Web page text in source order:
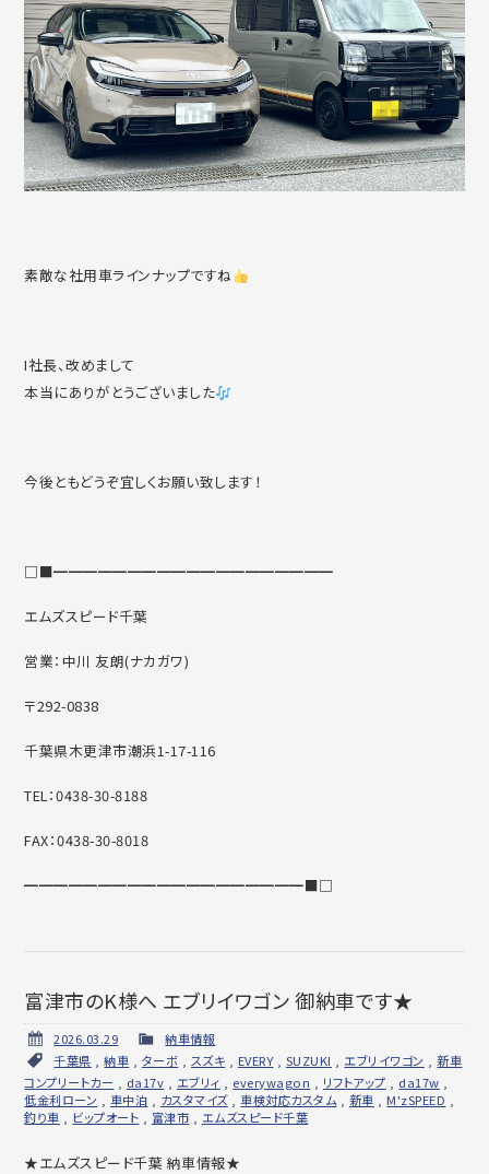
素敵な社用車ラインナップですね
I社長、改めまして
本当にありがとうございました
今後ともどうぞ宜しくお願い致します！
□■━━━━━━━━━━━━━━━━━━━
エムズスピード千葉
営業：中川 友朗(ナカガワ)
〒292-0838
千葉県木更津市潮浜1-17-116
TEL：0438-30-8188
FAX：0438-30-8018
━━━━━━━━━━━━━━━━━━━■□
富津市のK様へ エブリイワゴン 御納車です★
2026.03.29
納車情報
千葉県 ,納車 ターボ スズキ EVERY, SUZUKI エブリイワゴン ,新車
コンプリートカー
da17v エブリィ everywagon リフトアップ da17w
低金利ローン
車中泊 カスタマイズ,車検対応カスタム 新車 M'zSPEED
釣り車
ビップオート 富津市 エムズスピード千葉
★エムズスピード千葉 納車情報★